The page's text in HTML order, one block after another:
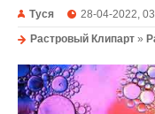
Туся 28-04-2022,
Растровый Клипарт »